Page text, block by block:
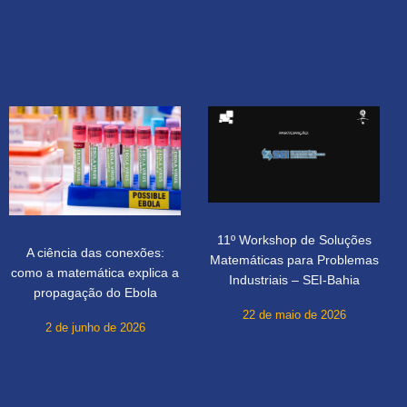
A ciência das conexões:
como a matemática explica a
propagação do Ebola
2 de junho de 2026
11º Workshop de Soluções
Matemáticas para Problemas
Industriais – SEI-Bahia
22 de maio de 2026